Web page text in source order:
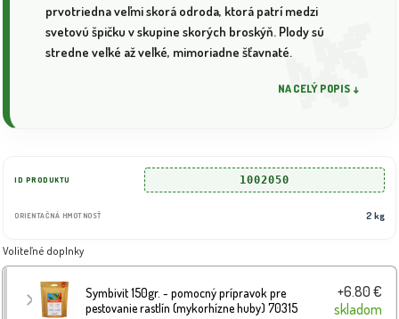
prvotriedna veľmi skorá odroda, ktorá patrí medzi
svetovú špičku v skupine skorých broskýň. Plody sú
stredne veľké až veľké, mimoriadne šťavnaté.
NA CELÝ POPIS ↓
ID PRODUKTU 1002050
ORIENTAČNÁ HMOTNOSŤ 2 kg
Voliteľné doplnky
Symbivit 150gr. - pomocný prípravok pre
pestovanie rastlín (mykorhízne huby) 70315
+6.80 €
skladom